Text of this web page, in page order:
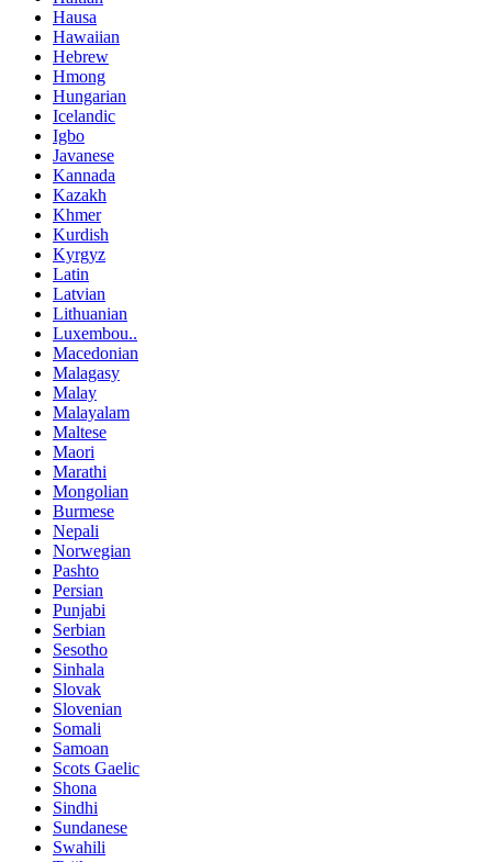
Hausa
Hawaiian
Hebrew
Hmong
Hungarian
Icelandic
Igbo
Javanese
Kannada
Kazakh
Khmer
Kurdish
Kyrgyz
Latin
Latvian
Lithuanian
Luxembou..
Macedonian
Malagasy
Malay
Malayalam
Maltese
Maori
Marathi
Mongolian
Burmese
Nepali
Norwegian
Pashto
Persian
Punjabi
Serbian
Sesotho
Sinhala
Slovak
Slovenian
Somali
Samoan
Scots Gaelic
Shona
Sindhi
Sundanese
Swahili